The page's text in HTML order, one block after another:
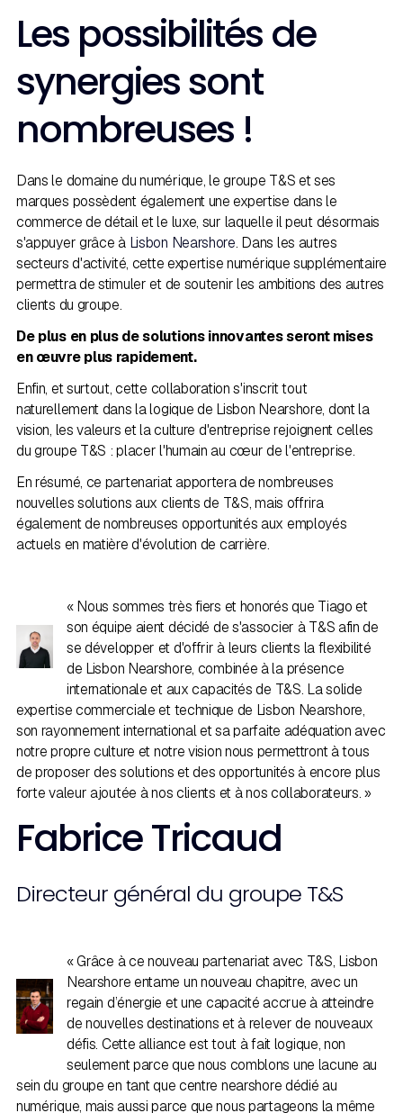
Les possibilités de
synergies sont
nombreuses ! ​
Dans le domaine du numérique, le groupe T&S et ses
marques possèdent également une expertise dans le
commerce de détail et le luxe, sur laquelle il peut désormais
s'appuyer grâce à Lisbon Nearshore. Dans les autres
secteurs d'activité, cette expertise numérique supplémentaire
permettra de stimuler et de soutenir les ambitions des autres
clients du groupe.
De plus en plus de solutions innovantes seront mises
en œuvre plus rapidement.
Enfin, et surtout, cette collaboration s'inscrit tout
naturellement dans la logique de Lisbon Nearshore, dont la
vision, les valeurs et la culture d'entreprise rejoignent celles
du groupe T&S : placer l'humain au cœur de l'entreprise.
En résumé, ce partenariat apportera de nombreuses
nouvelles solutions aux clients de T&S, mais offrira
également de nombreuses opportunités aux employés
actuels en matière d'évolution de carrière.
« Nous sommes très fiers et honorés que Tiago et
son équipe aient décidé de s'associer à T&S afin de
se développer et d'offrir à leurs clients la flexibilité
de Lisbon Nearshore, combinée à la présence
internationale et aux capacités de T&S. La solide
expertise commerciale et technique de Lisbon Nearshore,
son rayonnement international et sa parfaite adéquation avec
notre propre culture et notre vision nous permettront à tous
de proposer des solutions et des opportunités à encore plus
forte valeur ajoutée à nos clients et à nos collaborateurs. »
Fabrice Tricaud
Directeur général du groupe T&S
« Grâce à ce nouveau partenariat avec T&S, Lisbon
Nearshore entame un nouveau chapitre, avec un
regain d’énergie et une capacité accrue à atteindre
de nouvelles destinations et à relever de nouveaux
défis. Cette alliance est tout à fait logique, non
seulement parce que nous comblons une lacune au
sein du groupe en tant que centre nearshore dédié au
numérique, mais aussi parce que nous partageons la même